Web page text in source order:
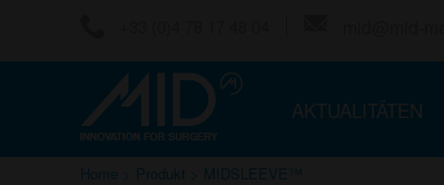
AKTUALITÄTEN
Home Produkt > MIDSLEEVE™